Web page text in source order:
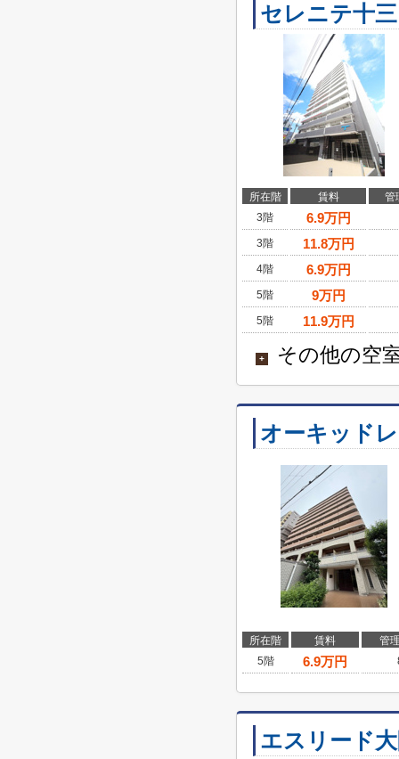
セレニテ十
所在階 賃料
管
3階
6.9万円
3階 11.8万円
4階 6.9万円
5階 9万円
5階 11.9万円
+ その他の空
オーキッド
所在階 賃料
管
5階
6.9万円
エスリード